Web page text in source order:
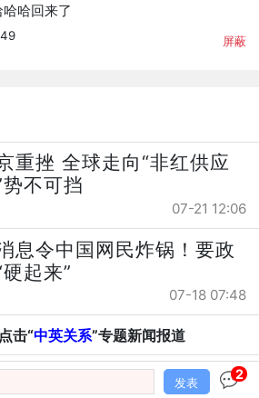
哈回来了
屏蔽
重挫 全球走向“非红供应
势不可挡
07-21 12:06
息令中国网民炸锅！要政
硬起来”
07-18 07:48
击“中英关系”专题新闻报道
发表
2